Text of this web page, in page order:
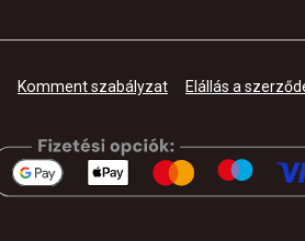
Komment szabályzat Elállás a